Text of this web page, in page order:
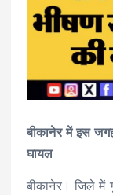
बीकानेर में इस
घायल
बीकानेर। जिले में